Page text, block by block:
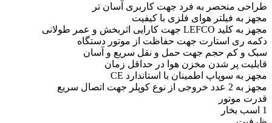
طراحی منحصر به فرد جهت کاربری آسان تر
مجهز به فیلتر هوای فلزی با کیفیت
مجهز به کلید LEFCO جهت کارایی اثربخش و عمر طولانی
دکمه ری استارت جهت حفاظت از موتور دستگاه
سبک و کم حجم جهت حمل و نقل سریع و آسان
قابلیت پر شدن مخزن هوا در حداقل زمان
مجهز به سوپاپ اطمینان با استاندارد CE
مجهز به 2 عدد خروجی از نوع کوپلر جهت اتصال سریع
قدرت موتور
1 اسب بخار